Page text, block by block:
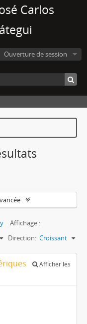
Carlos
Ouverture de session
Affichage :
Direction: Croissant
Afficher les